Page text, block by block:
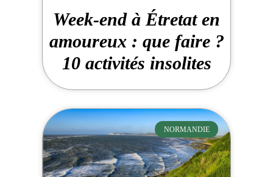
Week-end à Étretat en
amoureux : que faire ?
10 activités insolites
NORMANDIE